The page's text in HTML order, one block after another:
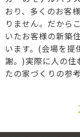
おり、多くのお客
りません。だから
いたお客様の新築
います。(会場を提
謝。)実際に人の住
たの家づくりの参